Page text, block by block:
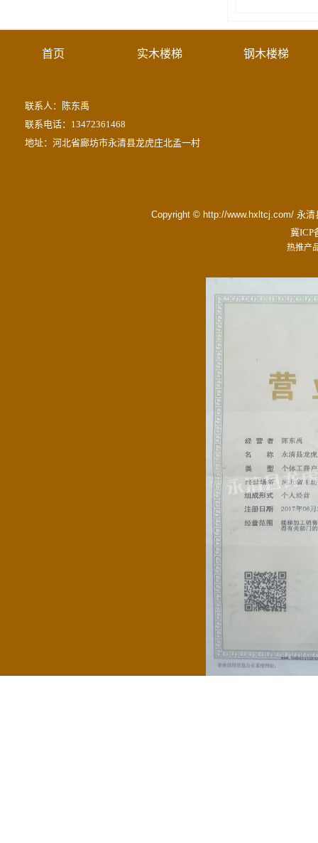
首页 实木楼梯 钢木楼梯
联系人：陈东禹
联系电话：13472361468
地址：河北省廊坊市永清县龙虎庄北孟一村
Copyright © http://www.hxltcj.com/ 永
冀ICP
热推产